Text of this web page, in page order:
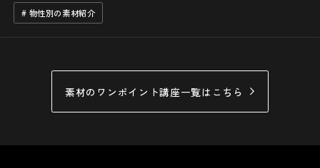
けたい』といった課題に直面していませんか？その解決策
は、既存のプラスチックの特性を強化した『…
# 物性別の素材紹介
素材のワンポイント講座一覧はこちら